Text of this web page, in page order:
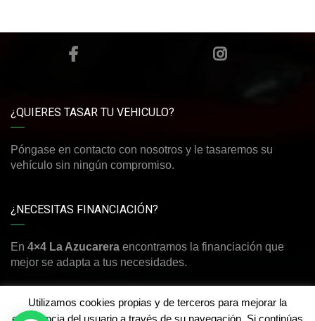
¿QUIERES TASAR TU VEHICULO?
Póngase en contacto con nosotros y le tasaremos su
vehículo sin ningún compromiso.
¿NECESITAS FINANCIACIÓN?
En 4×4 La Azucarera encontramos la financiación que
mejor se adapta a tus necesidades.
Utilizamos cookies propias y de terceros para mejorar la
experiencia del usuario a través de su navegación. Si continúas